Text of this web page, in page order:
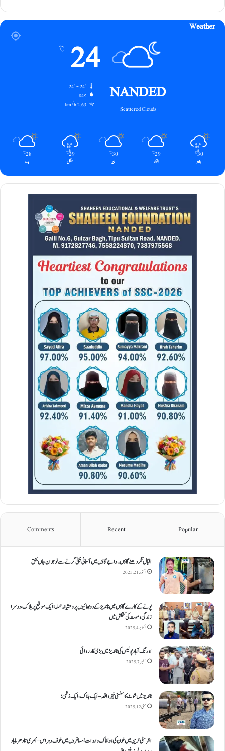
Weather
NANDED
Scattered Clouds
24
℃
84%
2.63 km/h
30
℃
ہفتہ
29
℃
اتوار
30
℃
پیر
29
℃
منگل
28
℃
بدھ
Popular
Recent
Comments
اقبال نگر دھنےگاؤں۔ واجےگاؤں میں آسمانی بجلی گرنے سے نوجوان جاں بحق
اکتوبر 21, 2025
پونے کے کارےگاؤں میں ناندیڑ کے دو بھائیوں پر وحشیانہ حملہ؛ ایک موقع پر ہلاک، دوسرا
زندگی و موت کی کشمکش میں
اکتوبر 4, 2025
اورنگ آباد پولیس کی ناندیڑ میں بڑی کارروائی
ستمبر 7, 2025
ناندیڑ میں شوٹ کا سنسنی خیز واقعہ – ایک ہلاک، ایک زخمی؛
مئی 12, 2025
انٹر سٹی ٹرین میں خون کی ہولناک واردات! مسافروں میں خوف و ہراس – اُمری تا دھرما باد